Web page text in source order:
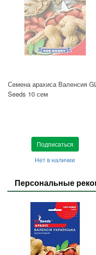
Семена арахиса Валенсия
Seeds 10 сем
Подписаться
Нет в наличии
Персональные